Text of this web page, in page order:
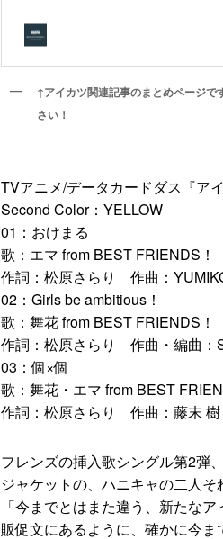
↑アイカツ関連記事のまとめページ
さい！
TVアニメ/データカードダス『ア
Second Color：YELLOW
01：おけまる
歌：エマ from BEST FRIENDS！
作詞：松原さらり 作曲：
02：Girls be ambitious！
歌：舞花 from BEST FRIENDS！
作詞：松原さらり 作曲・編曲：
03：個×個
歌：舞花・エマ from BEST
作詞：松原さらり 作曲：藤末
フレンズの挿入歌シングル第2弾
ジャケットの、ハニキャの二人そ
「今までとはまた違う、新たな
販促文にあるように、確かに今